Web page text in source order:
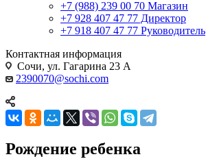
+7 (988) 239 00 70 Магазин
+7 928 407 47 77 Директор
+7 918 407 47 77 Руководитель
Контактная информация
Сочи, ул. Гагарина 23 А
2390070@sochi.com
Рождение ребенка